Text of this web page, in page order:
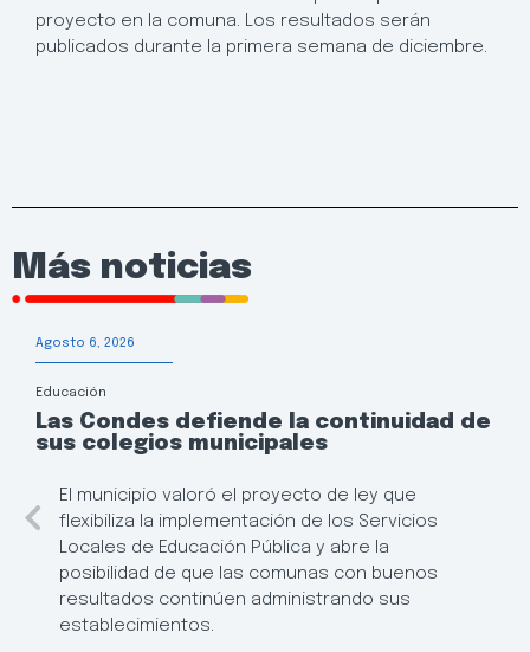
proyecto en la comuna. Los resultados serán
publicados durante la primera semana de diciembre.
Más noticias
Agosto 6, 2026
Educación
Las Condes defiende la continuidad de
sus colegios municipales
El municipio valoró el proyecto de ley que
flexibiliza la implementación de los Servicios
Locales de Educación Pública y abre la
posibilidad de que las comunas con buenos
resultados continúen administrando sus
establecimientos.